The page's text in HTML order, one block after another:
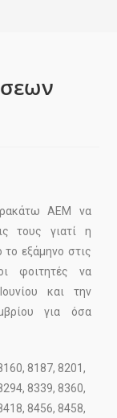
ΑΕΜ να
τους γιατί η
το εξάμηνο στις
φοιτητές να
και την
για όσα
8187, 8201,
8339, 8360,
8456, 8458,